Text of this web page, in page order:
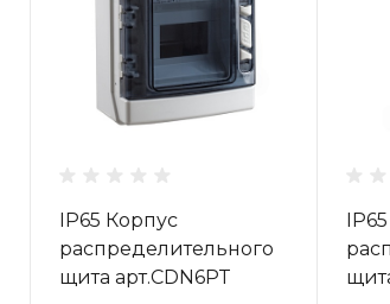
IP65 Корпус
распределительного
щита арт.CDN6PT